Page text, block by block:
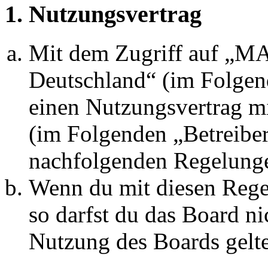
1. Nutzungsvertrag
Mit dem Zugriff auf
Deutschland“ (im
einen Nutzungsvertrag
(im Folgenden
nachfolgenden
Wenn du mit diesen
so darfst du das Board
Nutzung des Boards